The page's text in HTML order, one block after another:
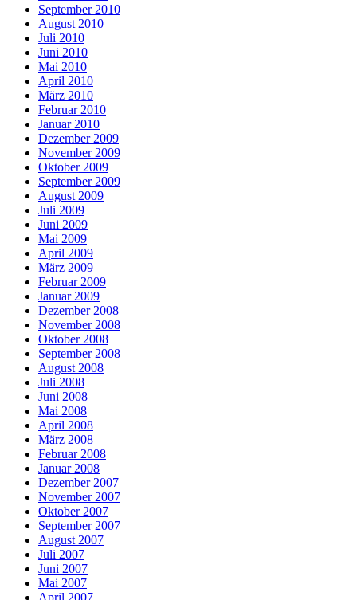
September 2010
August 2010
Juli 2010
Juni 2010
Mai 2010
April 2010
März 2010
Februar 2010
Januar 2010
Dezember 2009
November 2009
Oktober 2009
September 2009
August 2009
Juli 2009
Juni 2009
Mai 2009
April 2009
März 2009
Februar 2009
Januar 2009
Dezember 2008
November 2008
Oktober 2008
September 2008
August 2008
Juli 2008
Juni 2008
Mai 2008
April 2008
März 2008
Februar 2008
Januar 2008
Dezember 2007
November 2007
Oktober 2007
September 2007
August 2007
Juli 2007
Juni 2007
Mai 2007
April 2007